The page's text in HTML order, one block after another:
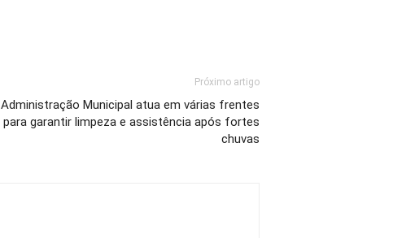
Próximo artigo
Administração Municipal atua em várias frentes
para garantir limpeza e assistência após fortes
chuvas